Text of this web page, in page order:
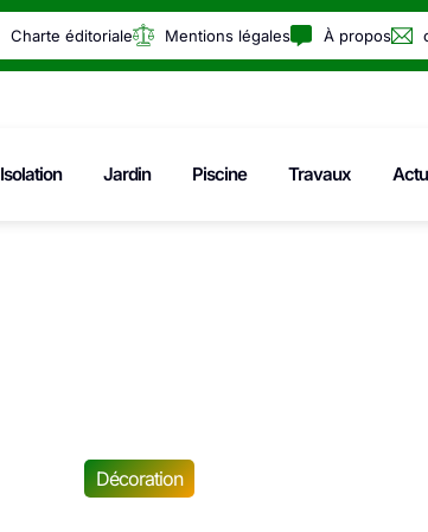
Charte éditoriale Mentions légales À propos
Isolation Jardin Piscine Travaux
Décoration